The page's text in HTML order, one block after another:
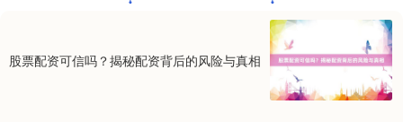
股票配资可信吗？揭秘配资背后的风险与真相